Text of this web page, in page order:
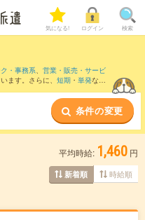
気になる! ログイン 検索
・事務系、 営業・販売・サービ
ます。さらに、 短期 ・ 単発など
など近隣駅のお仕事もご確
条件の変更
平均時給: 1,460 円
新着順 時給順